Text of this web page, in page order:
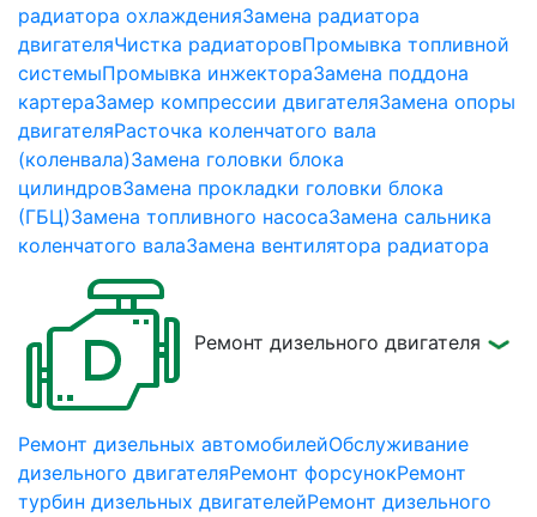
радиатора охлажденияЗамена радиатора
двигателяЧистка радиаторовПромывка топливной
системыПромывка инжектораЗамена поддона
картераЗамер компрессии двигателяЗамена опоры
двигателяРасточка коленчатого вала
(коленвала)Замена головки блока
цилиндровЗамена прокладки головки блока
(ГБЦ)Замена топливного насосаЗамена сальника
коленчатого валаЗамена вентилятора радиатора
Ремонт дизельного двигателя
Ремонт дизельных автомобилейОбслуживание
дизельного двигателяРемонт форсунокРемонт
турбин дизельных двигателейРемонт дизельного